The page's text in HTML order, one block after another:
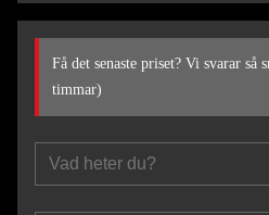
Få det senaste priset? Vi svarar
timmar)